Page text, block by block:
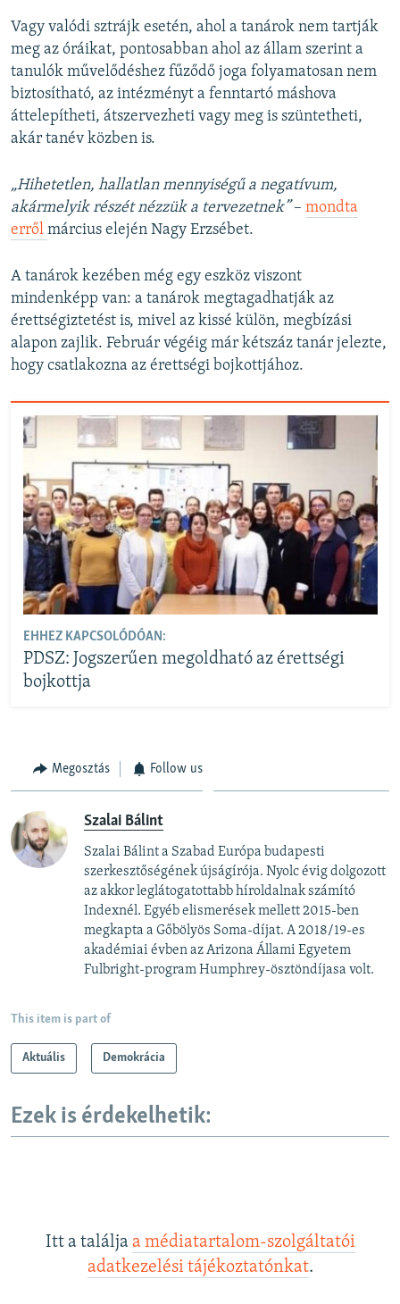
Vagy valódi sztrájk esetén, ahol a tanárok nem tartják
meg az óráikat, pontosabban ahol az állam szerint a
tanulók művelődéshez fűződő joga folyamatosan nem
biztosítható, az intézményt a fenntartó máshova
áttelepítheti, átszervezheti vagy meg is szüntetheti,
akár tanév közben is.
„Hihetetlen, hallatlan mennyiségű a negatívum,
akármelyik részét nézzük a tervezetnek”– mondta
erről március elején Nagy Erzsébet.
A tanárok kezében még egy eszköz viszont
mindenképp van: a tanárok megtagadhatják az
érettségiztetést is, mivel az kissé külön, megbízási
alapon zajlik. Február végéig már kétszáz tanár jelezte,
hogy csatlakozna az érettségi bojkottjához.
EHHEZ KAPCSOLÓDÓAN:
PDSZ: Jogszerűen megoldható az érettségi
bojkottja
Megosztás Follow us
Szalai Bálint
Szalai Bálint a Szabad Európa budapesti
szerkesztőségének újságírója. Nyolc évig dolgozott
az akkor leglátogatottabb híroldalnak számító
Indexnél. Egyéb elismerések mellett 2015-ben
megkapta a Gőbölyös Soma-díjat. A 2018/19-es
akadémiai évben az Arizona Állami Egyetem
Fulbright-program Humphrey-ösztöndíjasa volt.
This item is part of
Aktuális Demokrácia
Ezek is érdekelhetik:
Itt a találja a médiatartalom-szolgáltatói
adatkezelési tájékoztatónkat.